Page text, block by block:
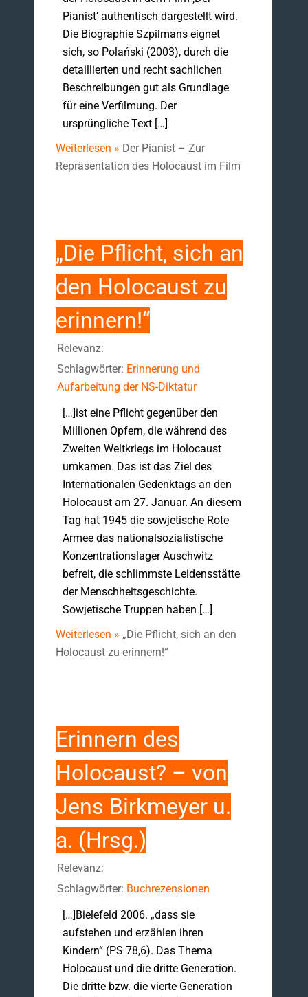
Pianist’ authentisch dargestellt wird.
Die Biographie Szpilmans eignet
sich, so Polański (2003), durch die
detaillierten und recht sachlichen
Beschreibungen gut als Grundlage
für eine Verfilmung. Der
ursprüngliche Text […]
Weiterlesen » Der Pianist – Zur
Repräsentation des Holocaust im Film
„Die Pflicht, sich an
den Holocaust zu
erinnern!“
Relevanz:
Schlagwörter: Erinnerung und
Aufarbeitung der NS-Diktatur
[…]ist eine Pflicht gegenüber den
Millionen Opfern, die während des
Zweiten Weltkriegs im Holocaust
umkamen. Das ist das Ziel des
Internationalen Gedenktags an den
Holocaust am 27. Januar. An diesem
Tag hat 1945 die sowjetische Rote
Armee das nationalsozialistische
Konzentrationslager Auschwitz
befreit, die schlimmste Leidensstätte
der Menschheitsgeschichte.
Sowjetische Truppen haben […]
Weiterlesen » „Die Pflicht, sich an den
Holocaust zu erinnern!“
Erinnern des
Holocaust? – von
Jens Birkmeyer u.
a. (Hrsg.)
Relevanz:
Schlagwörter: Buchrezensionen
[…]Bielefeld 2006. „dass sie
aufstehen und erzählen ihren
Kindern“ (PS 78,6). Das Thema
Holocaust und die dritte Generation.
Die dritte bzw. die vierte Generation